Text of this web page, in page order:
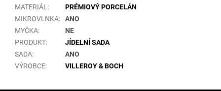
MATERIÁL :
PRÉMIOVÝ PORCELÁN
MIKROVLNKA:
ANO
MYČKA:
NE
PRODUKT:
JÍDELNÍ SADA
SADA:
ANO
VÝROBCE: VILLEROY & BOCH